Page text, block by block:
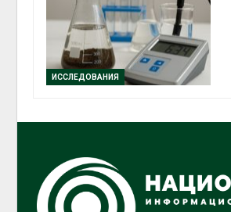
ИССЛЕДОВАНИЯ